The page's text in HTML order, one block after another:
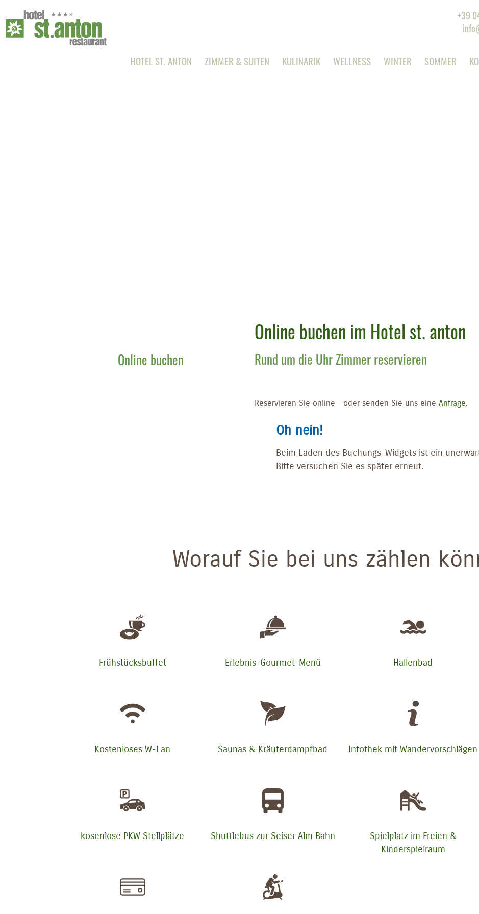
HOTEL ST. ANTON ZIMMER & SUITEN KULINARIK WELLNESS WINTER SOMMER
+39
Online buchen im Hotel st. anton
Rund um die Uhr Zimmer reservieren
Reservieren Sie online – oder senden Sie uns eine Anfrage.
Oh nein!
Beim Laden des Buchungs-Widgets ist ein
Bitte versuchen Sie es später erneut.
Online buchen
Worauf Sie bei uns zählen
Frühstücksbuffet Erlebnis-Gourmet-Menü Hallenbad
Kostenloses W-Lan Saunas & Kräuterdampfbad Infothek mit Wandervorschlägen
kosenlose PKW Stellplätze Shuttlebus zur Seiser Alm Bahn
Spielplatz im Freien &
Kinderspielraum